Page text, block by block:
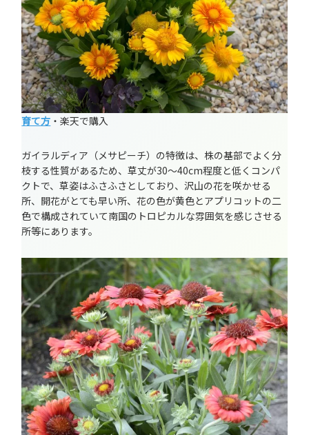
育て方 ・楽天で購入
ガイラルディア（メサピーチ）の特徴は、株の基部でよく分
枝する性質があるため、草丈が30～40cm程度と低くコンパ
クトで、草姿はふさふさとしており、沢山の花を咲かせる
所、開花がとても早い所、花の色が黄色とアプリコットの二
色で構成されていて南国のトロピカルな雰囲気を感じさせる
所等にあります。